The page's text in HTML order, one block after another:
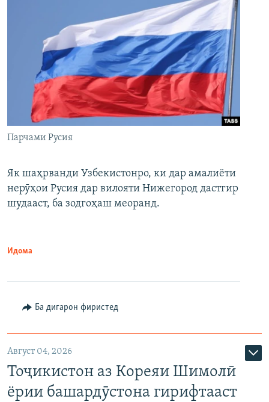
Парчами Русия
Як шаҳрванди Узбекистонро, ки дар амалиёти
нерӯҳои Русия дар вилояти Нижегород дастгир
шудааст, ба зодгоҳаш меоранд.
Идома
Ба дигарон фиристед
Август 04, 2026
Тоҷикистон аз Кореяи Шимолӣ
ёрии башардӯстона гирифтааст